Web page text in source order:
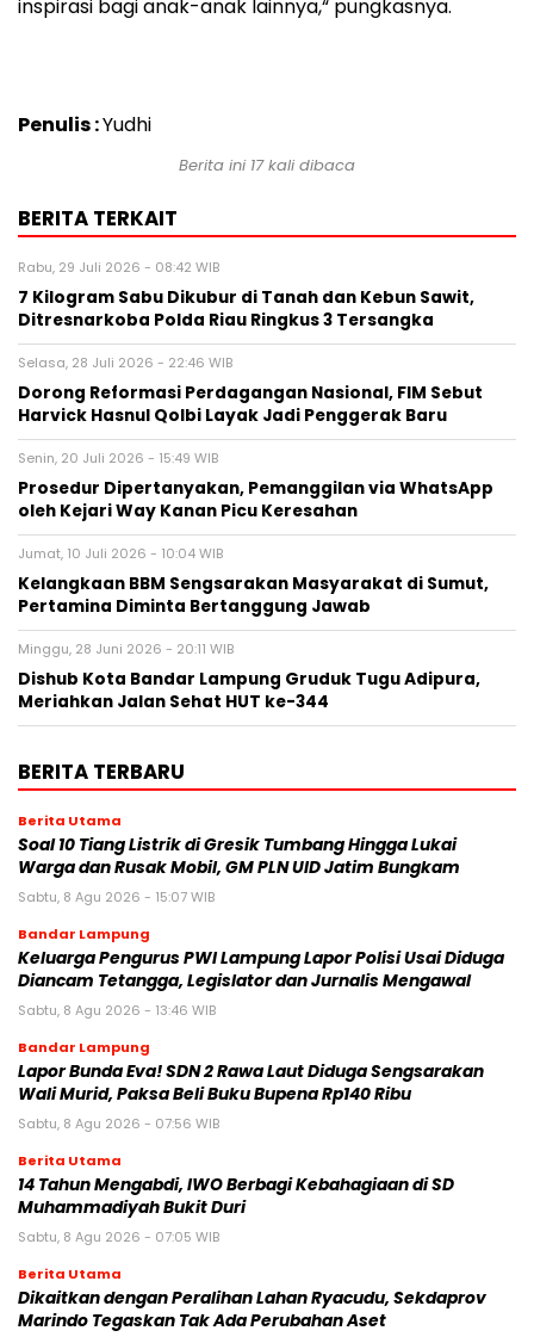
inspirasi bagi anak-anak lainnya,“ pungkasnya.
Penulis :Yudhi
Berita ini 17 kali dibaca
BERITA TERKAIT
Rabu, 29 Juli 2026 - 08:42 WIB
7 Kilogram Sabu Dikubur di Tanah dan Kebun Sawit,
Ditresnarkoba Polda Riau Ringkus 3 Tersangka
Selasa, 28 Juli 2026 - 22:46 WIB
Dorong Reformasi Perdagangan Nasional, FIM Sebut
Harvick Hasnul Qolbi Layak Jadi Penggerak Baru
Senin, 20 Juli 2026 - 15:49 WIB
Prosedur Dipertanyakan, Pemanggilan via WhatsApp
oleh Kejari Way Kanan Picu Keresahan
Jumat, 10 Juli 2026 - 10:04 WIB
Kelangkaan BBM Sengsarakan Masyarakat di Sumut,
Pertamina Diminta Bertanggung Jawab
Minggu, 28 Juni 2026 - 20:11 WIB
Dishub Kota Bandar Lampung Gruduk Tugu Adipura,
Meriahkan Jalan Sehat HUT ke-344
BERITA TERBARU
Berita Utama
Soal 10 Tiang Listrik di Gresik Tumbang Hingga Lukai
Warga dan Rusak Mobil, GM PLN UID Jatim Bungkam
Sabtu, 8 Agu 2026 - 15:07 WIB
Bandar Lampung
Keluarga Pengurus PWI Lampung Lapor Polisi Usai Diduga
Diancam Tetangga, Legislator dan Jurnalis Mengawal
Sabtu, 8 Agu 2026 - 13:46 WIB
Bandar Lampung
Lapor Bunda Eva! SDN 2 Rawa Laut Diduga Sengsarakan
Wali Murid, Paksa Beli Buku Bupena Rp140 Ribu
Sabtu, 8 Agu 2026 - 07:56 WIB
Berita Utama
14 Tahun Mengabdi, IWO Berbagi Kebahagiaan di SD
Muhammadiyah Bukit Duri
Sabtu, 8 Agu 2026 - 07:05 WIB
Berita Utama
Dikaitkan dengan Peralihan Lahan Ryacudu, Sekdaprov
Marindo Tegaskan Tak Ada Perubahan Aset